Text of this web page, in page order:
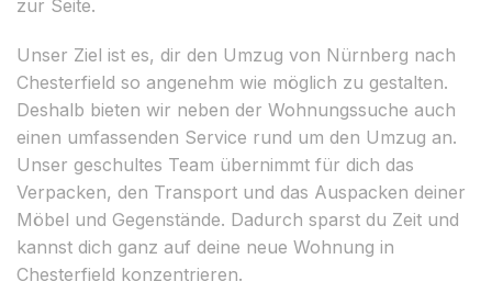
zur Seite.
Unser Ziel ist es, dir den Umzug von Nürnberg nach
Chesterfield so angenehm wie möglich zu gestalten.
Deshalb bieten wir neben der Wohnungssuche auch
einen umfassenden Service rund um den Umzug an.
Unser geschultes Team übernimmt für dich das
Verpacken, den Transport und das Auspacken deiner
Möbel und Gegenstände. Dadurch sparst du Zeit und
kannst dich ganz auf deine neue Wohnung in
Chesterfield konzentrieren.